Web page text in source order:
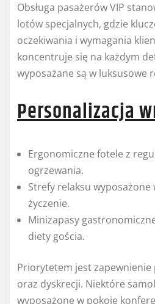
Obsługa pasażerów VIP
lotów specjalnych, gdzie
oczekiwania i wymagania
koncentruje się na każdym
wyposażane są w luksusowe
Personalizacja
Ergonomiczne fotele z
ogrzewania.
Strefy relaksu
życzenie.
Minizapasy
diety gościa.
Priorytetem jest zapewnienie
oraz dyskrecji. Niektóre
wyposażone w pokoje